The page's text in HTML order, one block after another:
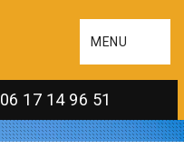
MENU
06 17 14 96 51